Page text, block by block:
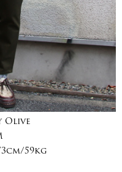
Olive
59kg